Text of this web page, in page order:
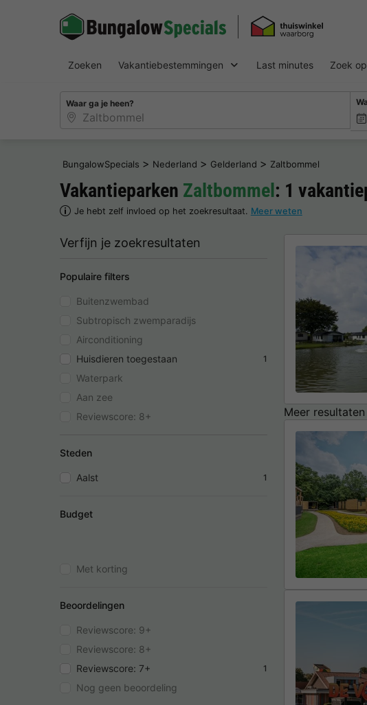
Zoeken Vakantiebestemmingen Last minutes Zoek
Waar ga je heen?
BungalowSpecials > Nederland > Gelderland > Zaltbommel
Vakantieparken Zaltbommel: 1
Je hebt zelf invloed op het zoekresultaat. Meer weten
Verfijn je zoekresultaten
Populaire filters
Buitenzwembad
Subtropisch zwemparadijs
Airconditioning
Huisdieren toegestaan
1
Waterpark
Aan zee
Reviewscore: 8+
Steden
Aalst 1
Budget
Met korting
Beoordelingen
Reviewscore: 9+
Reviewscore: 8+
Reviewscore: 7+
1
Nog geen beoordeling
Meer